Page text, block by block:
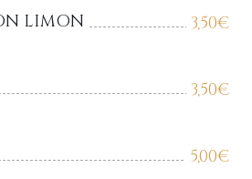
3,50€
LIMON
3,50€
5,00€